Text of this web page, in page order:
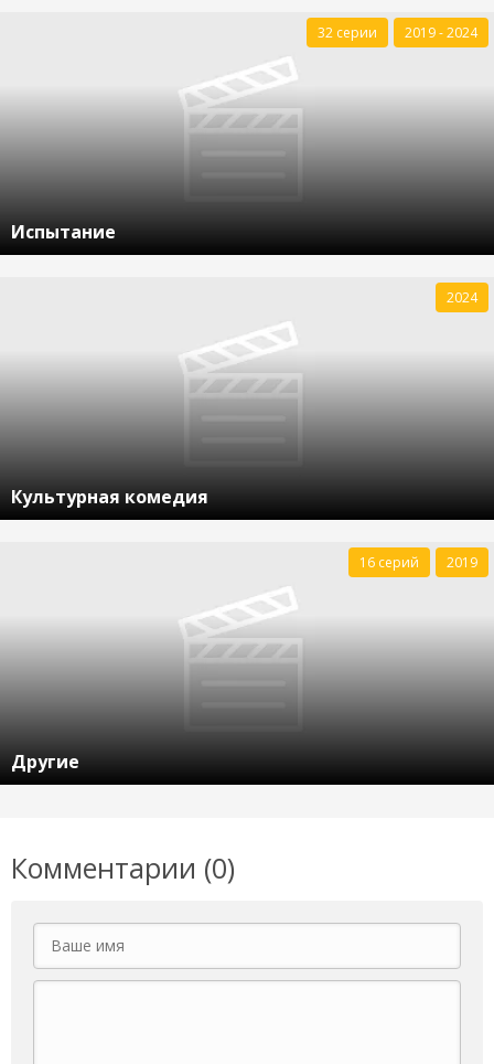
Испытание
32 серии 2019 - 2024
Культурная комедия
2024
Другие
16 серий 2019
Комментарии (0)